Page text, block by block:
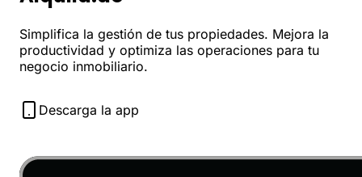
Simplifica la gestión de tus propiedades. Mejora la
productividad y optimiza las operaciones para tu
negocio inmobiliario.
Descarga la app